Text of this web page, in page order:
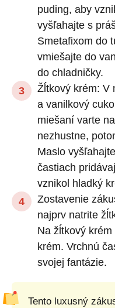
puding, aby
vyšľahajte s
Smetafixom do
vmiešajte do
do chladničky.
Žĺtkový krém: V
a vanilkový
miešaní varte
nezhustne,
Maslo
častiach
vznikol hladký
Zostavenie
najprv natrite
Na žĺtkový
krém. Vrchnú
svojej fantázie.
Tento luxusný